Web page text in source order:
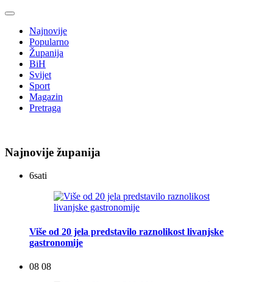
Najnovije
Popularno
Županija
BiH
Svijet
Sport
Magazin
Pretraga
Najnovije županija
6sati
Više od 20 jela predstavilo raznolikost livanjske
gastronomije
08 08